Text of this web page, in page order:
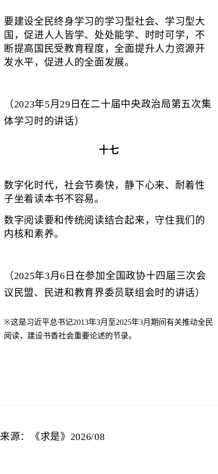
要建设全民终身学习的学习型社会、学习型大
国，促进人人皆学、处处能学、时时可学，不
断提高国民受教育程度，全面提升人力资源开
发水平，促进人的全面发展。
（2023年5月29日在二十届中央政治局第五次集
体学习时的讲话）
十七
数字化时代，社会节奏快，静下心来、耐着性
子坐着读本书不容易。
数字阅读要和传统阅读结合起来，守住我们的
内核和素养。
（2025年3月6日在参加全国政协十四届三次会
议民盟、民进和教育界委员联组会时的讲话）
※这是习近平总书记2013年3月至2025年3月期间有关推动全民
阅读，建设书香社会重要论述的节录。
来源：《求是》2026/08